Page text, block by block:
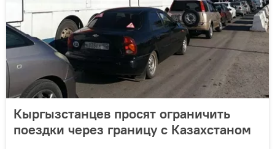
Кыргызстанцев просят ограничить
поездки через границу с Казахстаном